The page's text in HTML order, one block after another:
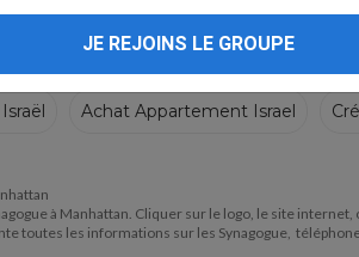
Achat Appartement Israel
à Manhattan. Cliquer sur le logo, le site
toutes les informations sur les Synagogue,
JE REJOINS LE GROUPE